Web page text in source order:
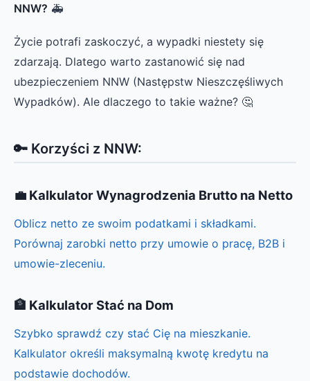
NNW? 🚑
Życie potrafi zaskoczyć, a wypadki niestety się
zdarzają. Dlatego warto zastanowić się nad
ubezpieczeniem NNW (Następstw Nieszczęśliwych
Wypadków). Ale dlaczego to takie ważne? 🤔
🔑 Korzyści z NNW:
💼 Kalkulator Wynagrodzenia Brutto na Netto
Oblicz netto ze swoim podatkami i składkami.
Porównaj zarobki netto przy umowie o pracę, B2B i
umowie-zleceniu.
🏦 Kalkulator Stać na Dom
Szybko sprawdź czy stać Cię na mieszkanie.
Kalkulator określi maksymalną kwotę kredytu na
podstawie dochodów.